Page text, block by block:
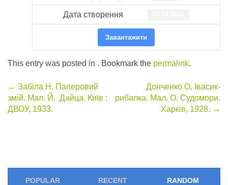
Дата створення
Завантажити
This entry was posted in . Bookmark the permalink.
Post
navigation
← Забіла Н. Паперовий
змій. Мал. Й. Дайца. Київ :
ДВОУ, 1933.
Донченко О. Івасик-
рибалка. Мал. О. Судомори.
Харків, 1928. →
POPULAR RECENT RANDOM